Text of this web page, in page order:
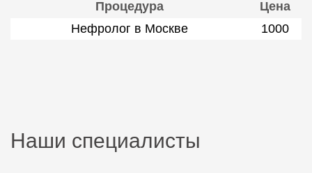
Процедура
Цена
Нефролог в Москве
1000
Наши специалисты